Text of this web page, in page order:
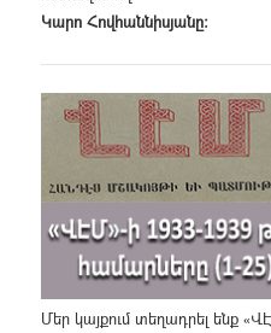
Կարո Հովհաննիսյանը։
Մեր կայքում տեղադրել ենք